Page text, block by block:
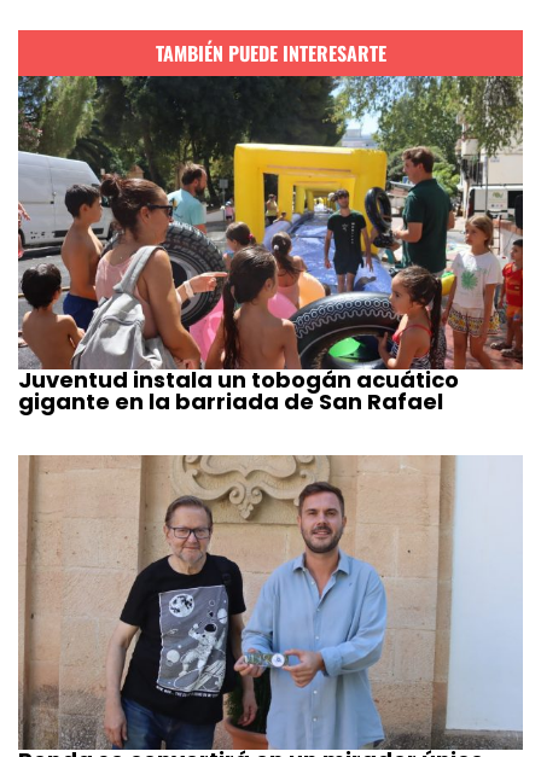
TAMBIÉN PUEDE INTERESARTE
Juventud instala un tobogán acuático
gigante en la barriada de San Rafael